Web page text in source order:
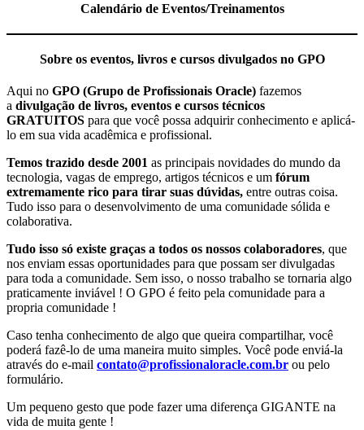
Calendário de Eventos/Treinamentos
Sobre os eventos, livros e cursos divulgados no GPO
Aqui no GPO (Grupo de Profissionais Oracle) fazemos
a divulgação de livros, eventos e cursos técnicos
GRATUITOS para que você possa adquirir conhecimento e aplicá-
lo em sua vida acadêmica e profissional.
Temos trazido desde 2001 as principais novidades do mundo da
tecnologia, vagas de emprego, artigos técnicos e um fórum
extremamente rico para tirar suas dúvidas, entre outras coisa.
Tudo isso para o desenvolvimento de uma comunidade sólida e
colaborativa.
Tudo isso só existe graças a todos os nossos colaboradores, que
nos enviam essas oportunidades para que possam ser divulgadas
para toda a comunidade. Sem isso, o nosso trabalho se tornaria algo
praticamente inviável ! O GPO é feito pela comunidade para a
propria comunidade !
Caso tenha conhecimento de algo que queira compartilhar, você
poderá fazê-lo de uma maneira muito simples. Você pode enviá-la
através do e-mail contato@profissionaloracle.com.br ou pelo
formulário.
Um pequeno gesto que pode fazer uma diferença GIGANTE na
vida de muita gente !